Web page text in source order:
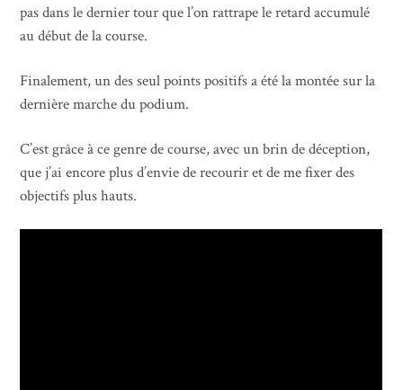
pas dans le dernier tour que l’on rattrape le retard accumulé
au début de la course.
Finalement, un des seul points positifs a été la montée sur la
dernière marche du podium.
C’est grâce à ce genre de course, avec un brin de déception,
que j’ai encore plus d’envie de recourir et de me fixer des
objectifs plus hauts.